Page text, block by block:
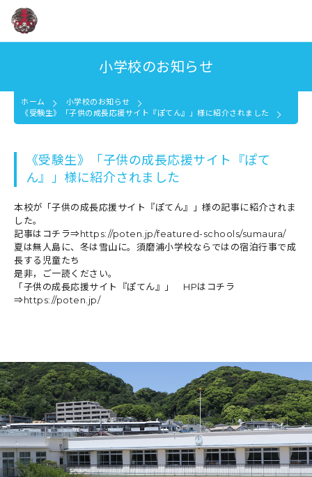
小学校のお知らせ
ホーム
小学校のお知らせ
《受験生》「子供の成長応援サイト『ぽてん』」様に紹介されました
《受験生》「子供の成長応援サイト『ぽて
ん』」様に紹介されました
本校が「子供の成長応援サイト『ぽてん』」様の記事に紹介されま
した。
記事はコチラ⇒https://poten.jp/featured-schools/sumaura/
夏は無人島に、冬は雪山に。須磨浦小学校ならではの宿泊行事で成
長する児童たち
是非，ご一読ください。
「子供の成長応援サイト『ぽてん』」 HPはコチラ
⇒https://poten.jp/